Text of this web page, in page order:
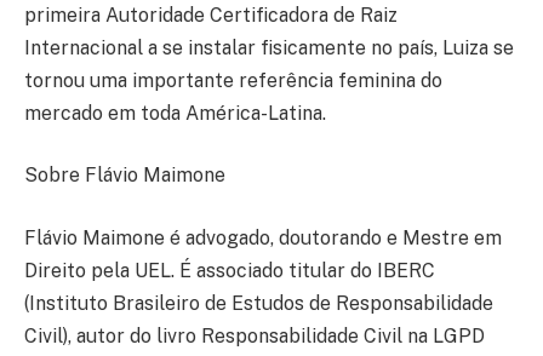
primeira Autoridade Certificadora de Raiz
Internacional a se instalar fisicamente no país, Luiza se
tornou uma importante referência feminina do
mercado em toda América-Latina.
Sobre Flávio Maimone
Flávio Maimone é advogado, doutorando e Mestre em
Direito pela UEL. É associado titular do IBERC
(Instituto Brasileiro de Estudos de Responsabilidade
Civil), autor do livro Responsabilidade Civil na LGPD